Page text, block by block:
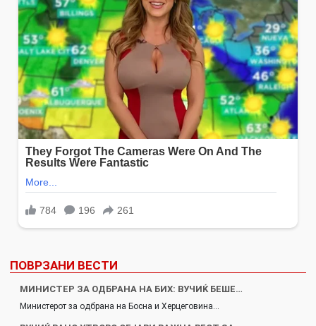
ПОВРЗАНИ ВЕСТИ
МИНИСТЕР ЗА ОДБРАНА НА БИХ: ВУЧИЌ БЕШЕ…
Министерот за одбрана на Босна и Херцеговина…